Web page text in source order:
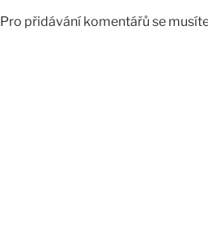
Pro přidávání komentářů se